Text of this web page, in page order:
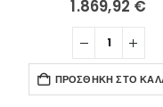
1.869,92 €
ΠΡΟΣΘΉΚΗ ΣΤΟ